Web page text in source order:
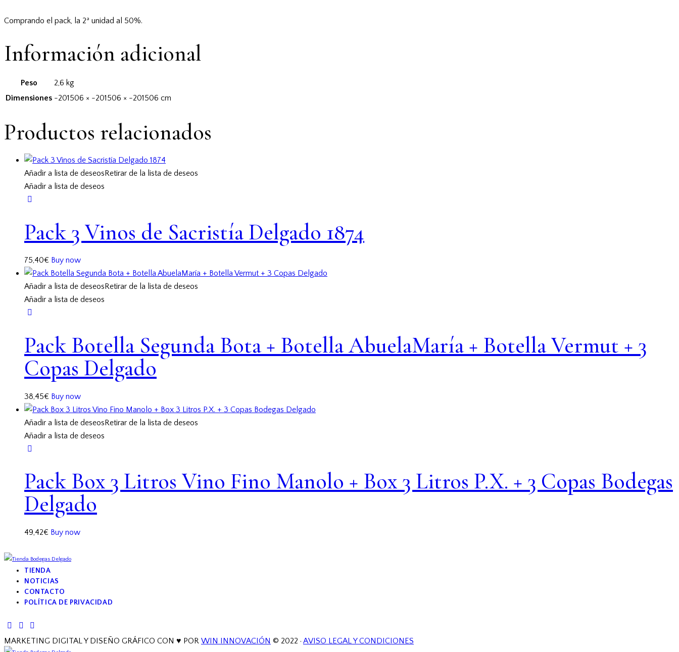
Comprando el pack, la 2ª unidad al 50%.
Información adicional
Peso
2,6 kg
Dimensiones -201506 × -201506 × -201506 cm
Productos relacionados
Añadir a lista de deseos Retirar de la lista de deseos
Añadir a lista de deseos
Pack 3 Vinos de Sacristía Delgado 1874
75,40€ Buy now
Añadir a lista de deseos Retirar de la lista de deseos
Añadir a lista de deseos
Pack Botella Segunda Bota + Botella AbuelaMaría + Botella Vermut + 3
Copas Delgado
38,45€ Buy now
Añadir a lista de deseosRetirar de la lista de deseos
Añadir a lista de deseos
Pack Box 3 Litros Vino Fino Manolo + Box 3 Litros P.X. + 3 Copas Bodegas
Delgado
49,42€ Buy now
TIENDA
NOTICIAS
CONTACTO
POLÍTICA DE PRIVACIDAD
facebook-
1
twitter-
new
instagram
MARKETING DIGITAL Y DISEÑO GRÁFICO CON ♥ POR WIN INNOVACIÓN © 2022 · AVISO LEGAL Y CONDICIONES